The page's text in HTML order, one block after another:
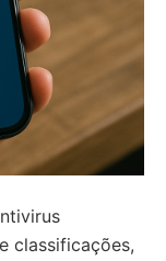
classificações,